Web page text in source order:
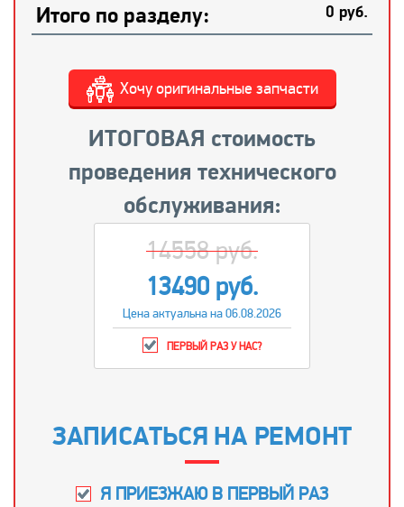
Итого по разделу: 0 руб.
ИТОГОВАЯ стоимость
проведения технического
обслуживания:
Хочу оригинальные запчасти
14558 руб.
13490 руб.
Цена актуальна на 06.08.2026
ПЕРВЫЙ РАЗ У НАС?
ЗАПИСАТЬСЯ НА РЕМОНТ
Я ПРИЕЗЖАЮ В ПЕРВЫЙ РАЗ